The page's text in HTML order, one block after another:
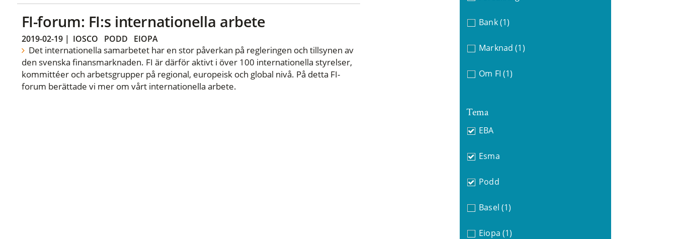
FI-forum: FI:s internationella arbete
2019-02-19| IOSCO PODD EIOPA
Det internationella samarbetet har en stor påverkan på regleringen och tillsynen av
den svenska finansmarknaden. FI är därför aktivt i över 100 internationella styrelser,
kommittéer och arbetsgrupper på regional, europeisk och global nivå. På detta FI-
forum berättade vi mer om vårt internationella arbete.
Bank (1)
Marknad (1)
Om FI (1)
Tema
EBA
Esma
Podd
Basel (1)
Eiopa (1)